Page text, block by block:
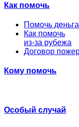
Как помочь
Помочь
Как помочь
из-за рубежа
Договор
Кому помочь
Особый случай